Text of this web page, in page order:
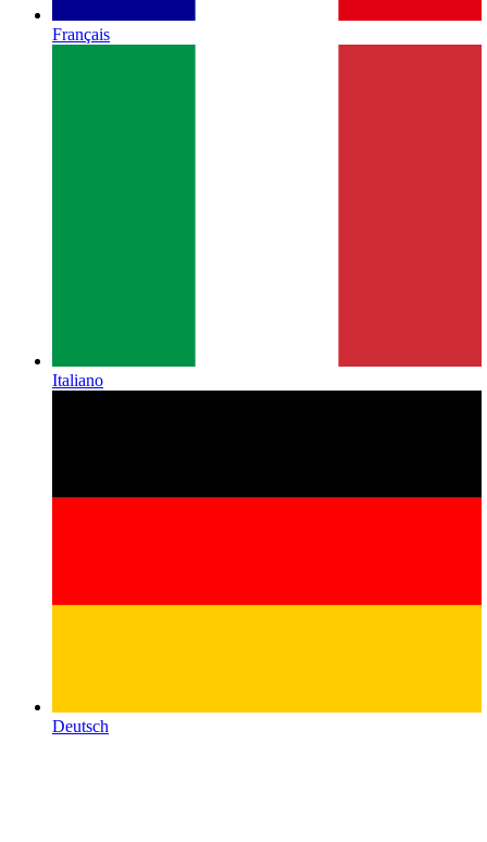
Français
Italiano
Deutsch